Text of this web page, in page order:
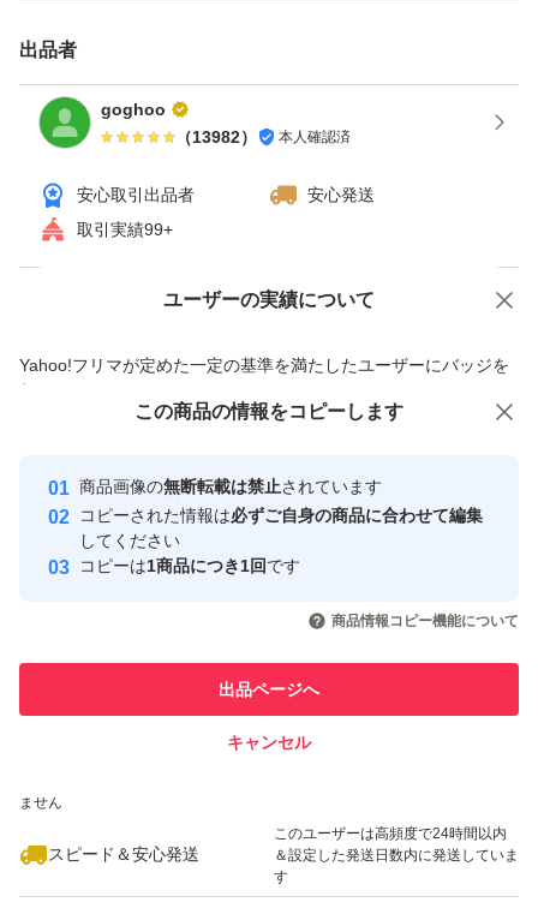
出品者
goghoo
（13982） 本人確認済
安心取引出品者
安心発送
取引実績99+
ユーザーの実績について
Yahoo!フリマが定めた一定の基準を満たしたユーザーにバッジを
付与しています
安心取引出品者
心・安全なユーザーです
取引実績
引を完了させた実績があります
での取引実績があります
ません
スピード＆安心発送
このユーザーは高頻度で24時間以内
＆設定した発送日数内に発送していま
す
価格の相談 商品への質問
この商品の情報をコピーします
商品画像の無断転載は禁止されています
コピーされた情報は必ずご自身の商品に合わせて編集
してください
コピーは1商品につき1回です
商品情報コピー機能について
出品ページへ
キャンセル
この商品をみている人にオススメ